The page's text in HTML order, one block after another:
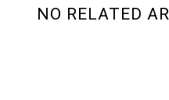
NO RELATED